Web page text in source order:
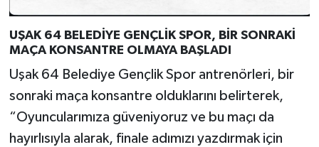
UŞAK 64 BELEDİYE GENÇLİK SPOR, BİR SONRAKİ
MAÇA KONSANTRE OLMAYA BAŞLADI
Uşak 64 Belediye Gençlik Spor antrenörleri, bir
sonraki maça konsantre olduklarını belirterek,
“Oyuncularımıza güveniyoruz ve bu maçı da
hayırlısıyla alarak, finale adımızı yazdırmak için